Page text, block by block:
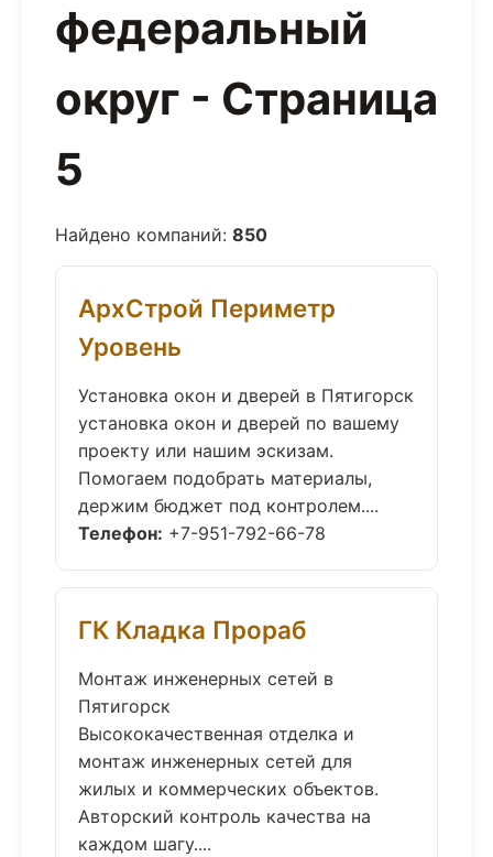
федеральный
округ - Страница
5
Найдено компаний: 850
АрхСтрой Периметр
Уровень
Установка окон и дверей в Пятигорск
установка окон и дверей по вашему
проекту или нашим эскизам.
Помогаем подобрать материалы,
держим бюджет под контролем....
Телефон: +7-951-792-66-78
ГК Кладка Прораб
Монтаж инженерных сетей в
Пятигорск
Высококачественная отделка и
монтаж инженерных сетей для
жилых и коммерческих объектов.
Авторский контроль качества на
каждом шагу....